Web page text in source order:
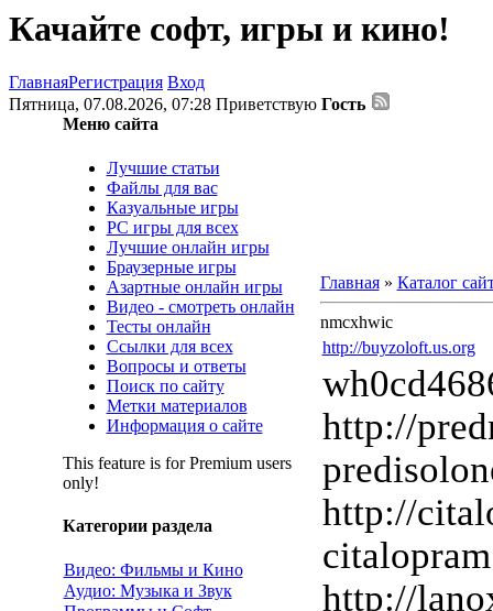
Качайте софт, игры и кино!
ГлавнаяРегистрация Вход
Пятница, 07.08.2026, 07:28 Приветствую Гость
Меню сайта
Лучшие статьи
Файлы для вас
Казуальные игры
PC игры для всех
Лучшие онлайн игры
Браузерные игры
Азартные онлайн игры
Видео - смотреть онлайн
Тесты онлайн
Ссылки для всех
Вопросы и ответы
Поиск по сайту
Метки материалов
Информация о сайте
This feature is for Premium users
only!
Категории раздела
Видео: Фильмы и Кино
Аудио: Музыка и Звук
Главная» Каталог
nmcxhwic
http://buyzoloft.us.org
http://
http://
http://